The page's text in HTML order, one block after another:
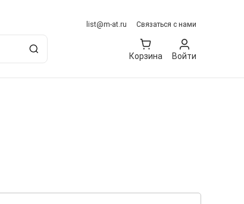
list@m-at.ru Связаться с нами
Корзина Войти